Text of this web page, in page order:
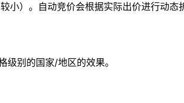
）。自动竞价会根据实际出价进行动
别的国家/地区的效果。